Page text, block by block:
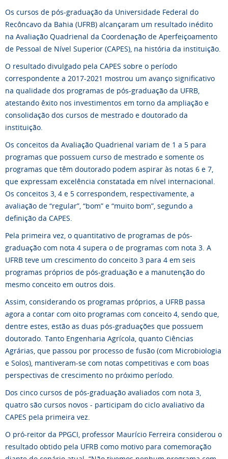
Os cursos de pós-graduação da Universidade Federal do
Recôncavo da Bahia (UFRB) alcançaram um resultado inédito
na Avaliação Quadrienal da Coordenação de Aperfeiçoamento
de Pessoal de Nível Superior (CAPES), na história da instituição.
O resultado divulgado pela CAPES sobre o período
correspondente a 2017-2021 mostrou um avanço significativo
na qualidade dos programas de pós-graduação da UFRB,
atestando êxito nos investimentos em torno da ampliação e
consolidação dos cursos de mestrado e doutorado da
instituição.
Os conceitos da Avaliação Quadrienal variam de 1 a 5 para
programas que possuem curso de mestrado e somente os
programas que têm doutorado podem aspirar às notas 6 e 7,
que expressam excelência constatada em nível internacional.
Os conceitos 3, 4 e 5 correspondem, respectivamente, a
avaliação de “regular”, “bom” e “muito bom”, segundo a
definição da CAPES.
Pela primeira vez, o quantitativo de programas de pós-
graduação com nota 4 supera o de programas com nota 3. A
UFRB teve um crescimento do conceito 3 para 4 em seis
programas próprios de pós-graduação e a manutenção do
mesmo conceito em outros dois.
Assim, considerando os programas próprios, a UFRB passa
agora a contar com oito programas com conceito 4, sendo que,
dentre estes, estão as duas pós-graduações que possuem
doutorado. Tanto Engenharia Agrícola, quanto Ciências
Agrárias, que passou por processo de fusão (com Microbiologia
e Solos), mantiveram-se com notas competitivas e com boas
perspectivas de crescimento no próximo período.
Dos cinco cursos de pós-graduação avaliados com nota 3,
quatro são cursos novos - participam do ciclo avaliativo da
CAPES pela primeira vez.
O pró-reitor da PPGCI, professor Maurício Ferreira considerou o
resultado obtido pela UFRB como motivo para comemoração